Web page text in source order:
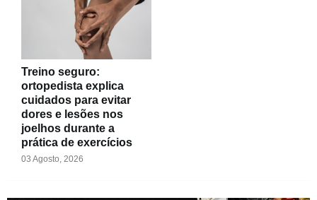
Treino seguro:
ortopedista explica
cuidados para evitar
dores e lesões nos
joelhos durante a
prática de exercícios
03 Agosto, 2026